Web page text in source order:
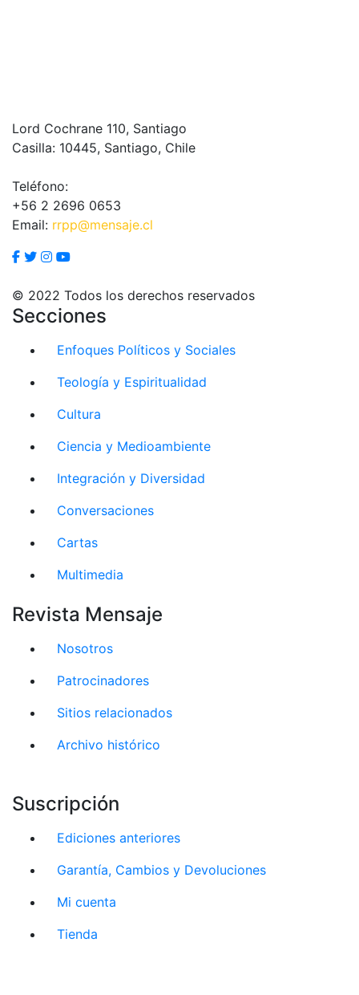
Lord Cochrane 110, Santiago
Casilla: 10445, Santiago, Chile
Teléfono:
+56 2 2696 0653
Email: rrpp@mensaje.cl
© 2022 Todos los derechos reservados
Secciones
Enfoques Políticos y Sociales
Teología y Espiritualidad
Cultura
Ciencia y Medioambiente
Integración y Diversidad
Conversaciones
Cartas
Multimedia
Revista Mensaje
Nosotros
Patrocinadores
Sitios relacionados
Archivo histórico
Suscripción
Ediciones anteriores
Garantía, Cambios y Devoluciones
Mi cuenta
Tienda